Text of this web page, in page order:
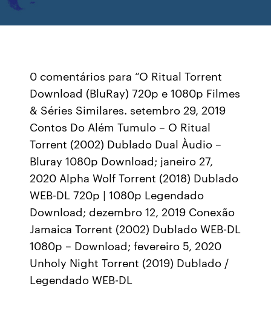
0 comentários para “O Ritual Torrent
Download (BluRay) 720p e 1080p Filmes
& Séries Similares. setembro 29, 2019
Contos Do Além Tumulo – O Ritual
Torrent (2002) Dublado Dual Àudio –
Bluray 1080p Download; janeiro 27,
2020 Alpha Wolf Torrent (2018) Dublado
WEB-DL 720p | 1080p Legendado
Download; dezembro 12, 2019 Conexão
Jamaica Torrent (2002) Dublado WEB-DL
1080p – Download; fevereiro 5, 2020
Unholy Night Torrent (2019) Dublado /
Legendado WEB-DL